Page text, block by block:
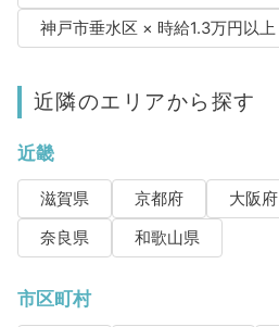
神戸市垂水区 × 時給1.3万円以上
近隣のエリアから探す
近畿
滋賀県 京都府 大阪府
奈良県
和歌山県
市区町村